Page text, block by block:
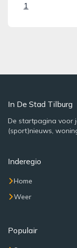
1
In De Stad Tilburg
De startpagina voor
(sport)nieuws,
Inderegio
Home
Weer
Populair